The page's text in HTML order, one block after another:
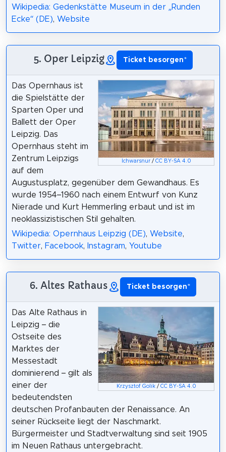
Wikipedia: Gedenkstätte Museum in der „Runden
Ecke“ (DE), Website
5. Oper Leipzig Ticket besorgen*
Ichwarsnur/ CC BY-SA 4.0
Das Opernhaus ist
die Spielstätte der
Sparten Oper und
Ballett der Oper
Leipzig. Das
Opernhaus steht im
Zentrum Leipzigs
auf dem
Augustusplatz, gegenüber dem Gewandhaus. Es
wurde 1954–1960 nach einem Entwurf von Kunz
Nierade und Kurt Hemmerling erbaut und ist im
neoklassizistischen Stil gehalten.
Wikipedia: Opernhaus Leipzig (DE), Website,
Twitter, Facebook, Instagram, Youtube
6. Altes Rathaus Ticket besorgen*
Krzysztof Golik/ CC BY-SA 4.0
Das Alte Rathaus in
Leipzig – die
Ostseite des
Marktes der
Messestadt
dominierend – gilt als
einer der
bedeutendsten
deutschen Profanbauten der Renaissance. An
seiner Rückseite liegt der Naschmarkt.
Bürgermeister und Stadtverwaltung sind seit 1905
im Neuen Rathaus untergebracht.